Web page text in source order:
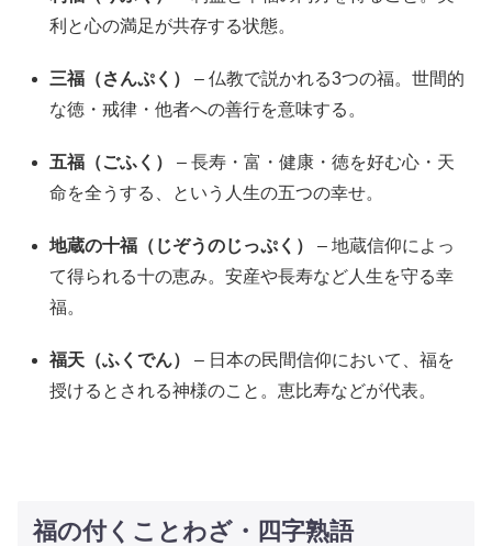
利と心の満足が共存する状態。
三福（さんぷく）
– 仏教で説かれる3つの福。世間的
な徳・戒律・他者への善行を意味する。
五福（ごふく）
– 長寿・富・健康・徳を好む心・天
命を全うする、という人生の五つの幸せ。
地蔵の十福（じぞうのじっぷく）
– 地蔵信仰によっ
て得られる十の恵み。安産や長寿など人生を守る幸
福。
福天（ふくでん）
– 日本の民間信仰において、福を
授けるとされる神様のこと。恵比寿などが代表。
福の付くことわざ・四字熟語